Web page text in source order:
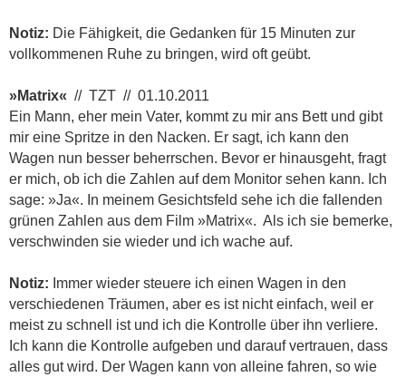
Notiz: Die Fähigkeit, die Gedanken für 15 Minuten zur
vollkommenen Ruhe zu bringen, wird oft geübt.
»Matrix« // TZT // 01.10.2011
Ein Mann, eher mein Vater, kommt zu mir ans Bett und gibt
mir eine Spritze in den Nacken. Er sagt, ich kann den
Wagen nun besser beherrschen. Bevor er hinausgeht, fragt
er mich, ob ich die Zahlen auf dem Monitor sehen kann. Ich
sage: »Ja«. In meinem Gesichtsfeld sehe ich die fallenden
grünen Zahlen aus dem Film »Matrix«. Als ich sie bemerke,
verschwinden sie wieder und ich wache auf.
Notiz: Immer wieder steuere ich einen Wagen in den
verschiedenen Träumen, aber es ist nicht einfach, weil er
meist zu schnell ist und ich die Kontrolle über ihn verliere.
Ich kann die Kontrolle aufgeben und darauf vertrauen, dass
alles gut wird. Der Wagen kann von alleine fahren, so wie